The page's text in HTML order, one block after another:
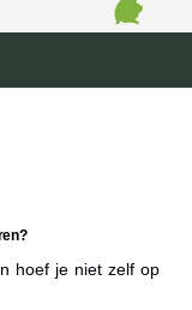
hoef je niet zelf op